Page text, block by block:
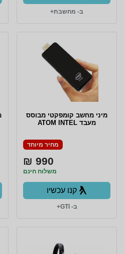
ב- מחשבת+
מיני מחשב קומפקטי מבוסס
מעבד ATOM INTEL
מחיר מיוחד
990 ₪
משלוח חינם
קנו עכשיו
ב- GTI+